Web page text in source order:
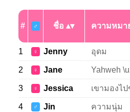
# ♂ ชื่อ ความหมา
1 ♀ Jenny อุดม
2 ♀ Jane Yahweh
3 ♀ Jessica เขามองไ
4 ♂ Jin ความนุ่ม